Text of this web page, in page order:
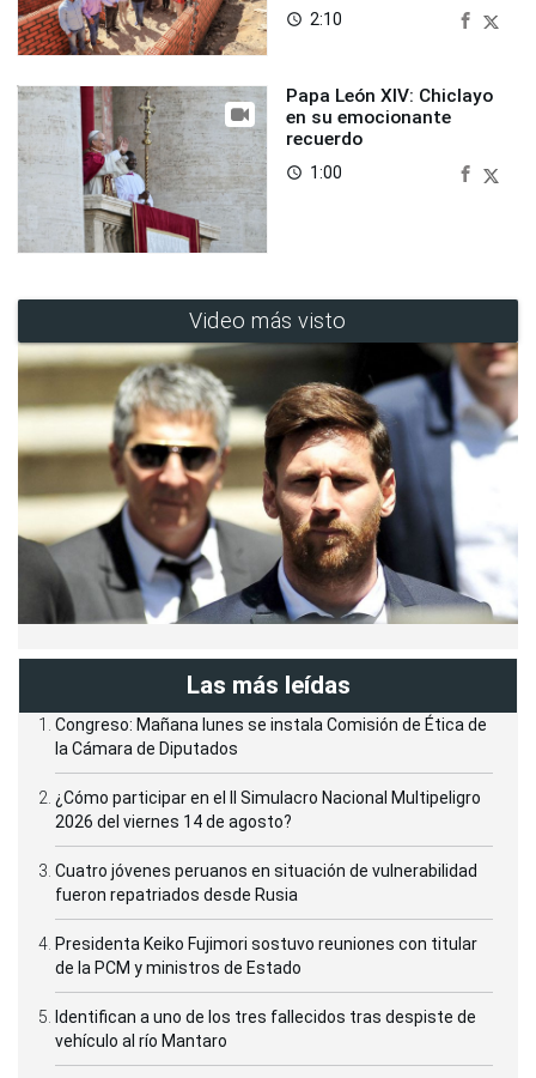
access_time 2:10
Papa León XIV: Chiclayo
en su emocionante
recuerdo
access_time 1:00
Video más visto
Las más leídas
Congreso: Mañana lunes se instala Comisión de Ética de
la Cámara de Diputados
¿Cómo participar en el II Simulacro Nacional Multipeligro
2026 del viernes 14 de agosto?
Cuatro jóvenes peruanos en situación de vulnerabilidad
fueron repatriados desde Rusia
Presidenta Keiko Fujimori sostuvo reuniones con titular
de la PCM y ministros de Estado
Identifican a uno de los tres fallecidos tras despiste de
vehículo al río Mantaro